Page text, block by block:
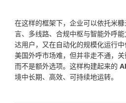
在这样的框架下，企业可以依托米
言、多线路、合规中枢与智能外呼
达用户，又在自动化的规模化运行中
美国外呼市场难，但并非走不通，关
而不是额外选项。这样构建起来的
境中长期、高效、可持续地运转。